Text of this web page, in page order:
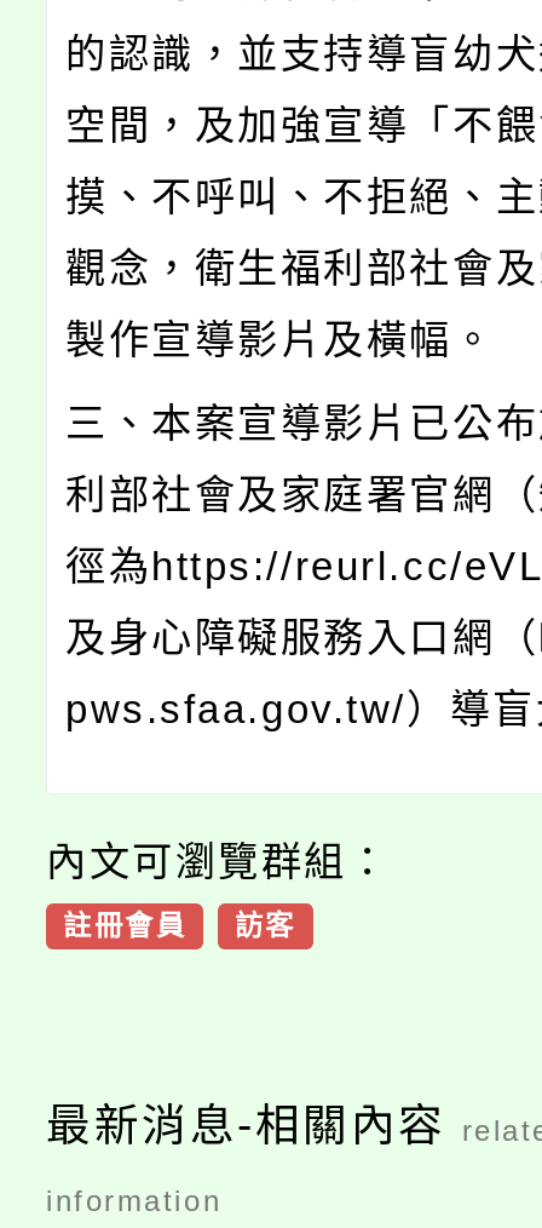
的認識，並支持導盲幼
空間，及加強宣導「不
摸、不呼叫、不拒絕、
觀念，衛生福利部社會
製作宣導影片及橫幅。
三、本案宣導影片已公
利部社會及家庭署官網
徑為https://reurl.cc/
及身心障礙服務入口網
pws.sfaa.gov.tw/）導盲
內文可瀏覽群組：
註冊會員 訪客
最新消息-相關內容
information